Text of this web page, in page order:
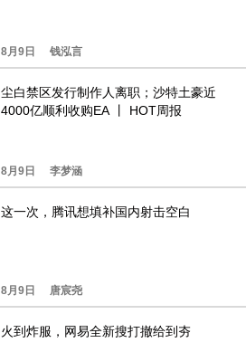
8月9日 钱泓言
尘白禁区发行制作人离职；沙特土豪近
4000亿顺利收购EA 丨 HOT周报
8月9日 李梦涵
这一次，腾讯想填补国内射击空白
8月9日 唐宸尧
火到炸服，网易全新搜打撤给到夯